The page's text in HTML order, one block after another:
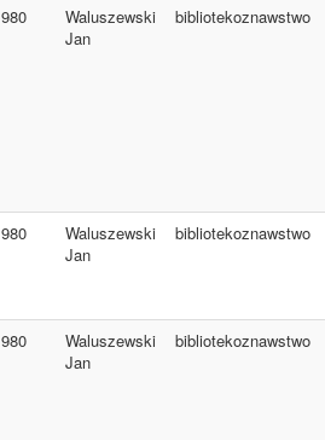
Waluszewski
Jan
bibliotekoznawstwo
Waluszewski
Jan
bibliotekoznawstwo
Waluszewski
Jan
bibliotekoznawstwo